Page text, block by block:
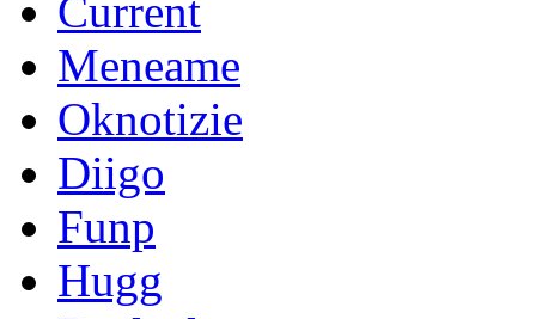
Current
Meneame
Oknotizie
Diigo
Funp
Hugg